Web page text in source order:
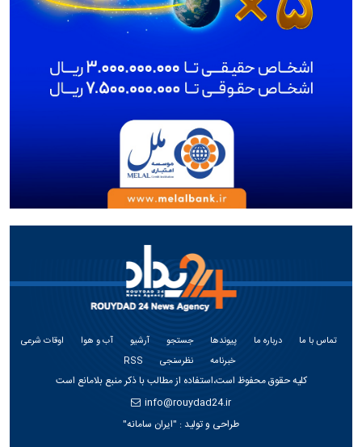
تماس با ما درباره ما پیوندها جستجو آرشیو آب و هوا
اوقات شرعی
خبرنامه
نظرسنجی RSS
کلیه حقوق محفوظ است،استفاده از مطالب با ذکر منبع بلامانع است
info@rouydad24.ir
طراحی و تولید : "ایران سامانه"